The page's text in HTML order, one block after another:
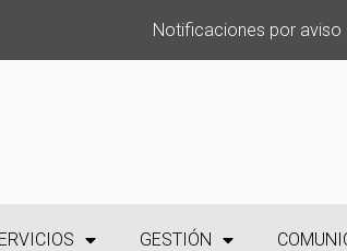
Notificaciones por aviso
GESTIÓN